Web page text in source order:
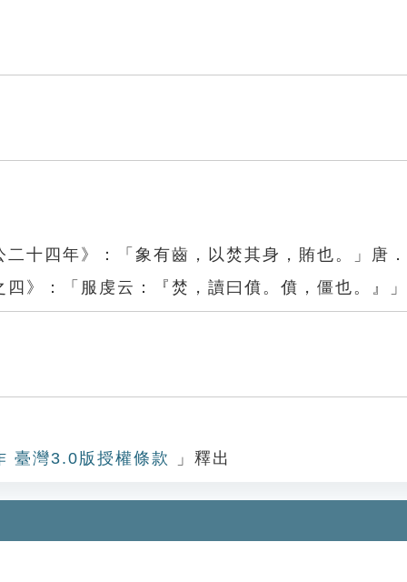
十四年》：「象有齒，以焚其身，賄也。」唐
四》：「服虔云：『焚，讀曰僨。僨，僵也。』」
臺灣3.0版授權條款 」釋出